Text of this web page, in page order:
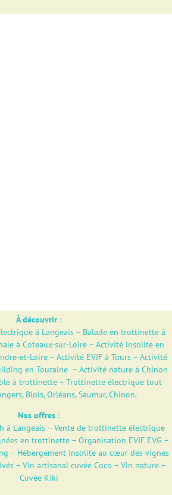
À découvrir :
à Langeais– Balade en trottinette à
à Coteaux-sur-Loire– Activité insolite en
et-Loire – Activité EVJF à Tours – Activité
en Touraine– Activité nature à Chinon
à trottinette – Trottinette électrique tout
Blois, Orléans, Saumur, Chinon.
Nos offres :
à Langeais– Vente de trottinette électrique
en trottinette – Organisation EVJF EVG –
– Hébergement insolite au cœur des vignes
– Vin artisanal cuvée Coco – Vin nature –
Cuvée Kiki